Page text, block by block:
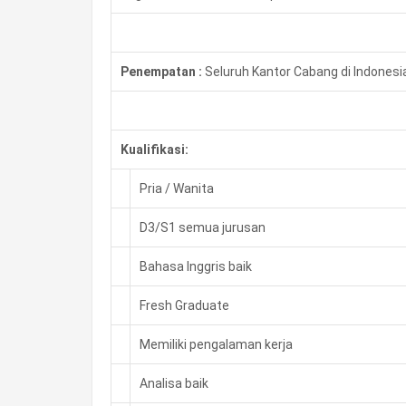
Penempatan : Seluruh Kantor Cabang di
Kualifikasi:
Pria / Wanita
D3/S1 semua jurusan
Bahasa Inggris baik
Fresh Graduate
Memiliki pengalaman kerja
Analisa baik